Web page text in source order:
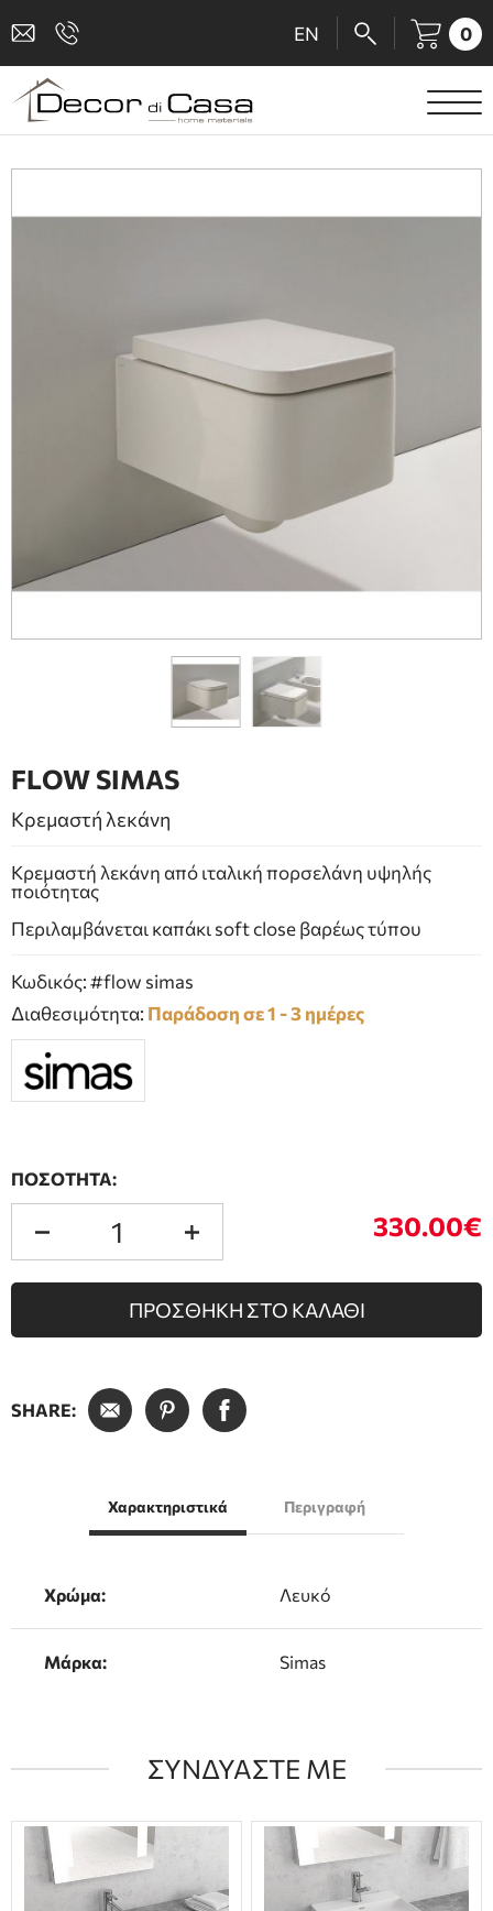
EN 0
ΕΙΔΗ ΥΓΙΕΙΝΗΣ
ΑΞΕΣΟΥΑΡ ΜΠΑΝΙΟΥ
ΕΠΙΠΛΑ ΜΠΑΝΙΟΥ
ΠΟΡΤΕΣ
ΤΖΑΚΙ
FLOW SIMAS
Κρεμαστή λεκάνη
Κρεμαστή λεκάνη από ιταλική πορσελάνη υψηλής
ποιότητας
Περιλαμβάνεται καπάκι soft close βαρέως τύπου
Κωδικός: #flow simas
Διαθεσιμότητα: Παράδοση σε 1 - 3 ημέρες
ΠΟΣΟΤΗΤΑ:
330.00€
ΠΡΟΣΘΗΚΗ ΣΤΟ ΚΑΛΑΘΙ
SHARE:
Χαρακτηριστικά
Χρώμα: Λευκό
Μάρκα: Simas
Περιγραφή
ΣΥΝΔΥΑΣΤΕ ΜΕ